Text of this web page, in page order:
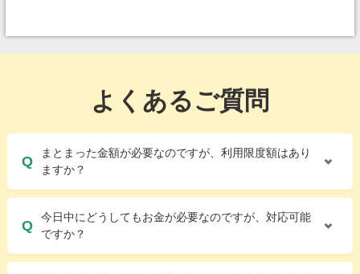
よくあるご質問
まとまった金額が必要なのですが、利用限度額はあり
ますか？
今日中にどうしてもお金が必要なのですが、対応可能
ですか？